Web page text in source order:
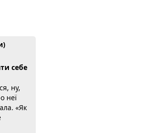
себе
ну,
неї
«Як